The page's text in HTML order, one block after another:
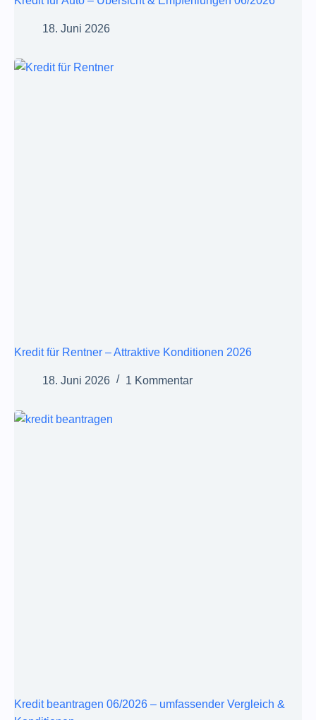
18. Juni 2026
Kredit für Rentner – Attraktive Konditionen 2026
18. Juni 2026 1 Kommentar
Kredit beantragen 06/2026 – umfassender Vergleich &